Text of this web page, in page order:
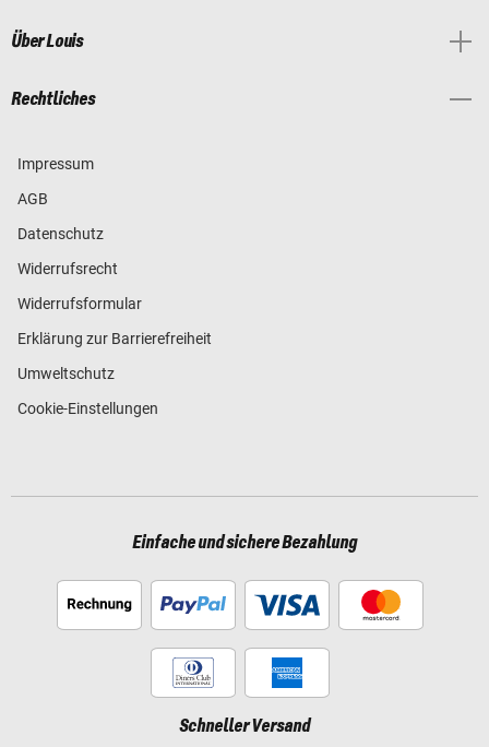
Über Louis
Rechtliches
Impressum
AGB
Datenschutz
Widerrufsrecht
Widerrufsformular
Erklärung zur Barrierefreiheit
Umweltschutz
Cookie-Einstellungen
Einfache und sichere Bezahlung
Schneller Versand